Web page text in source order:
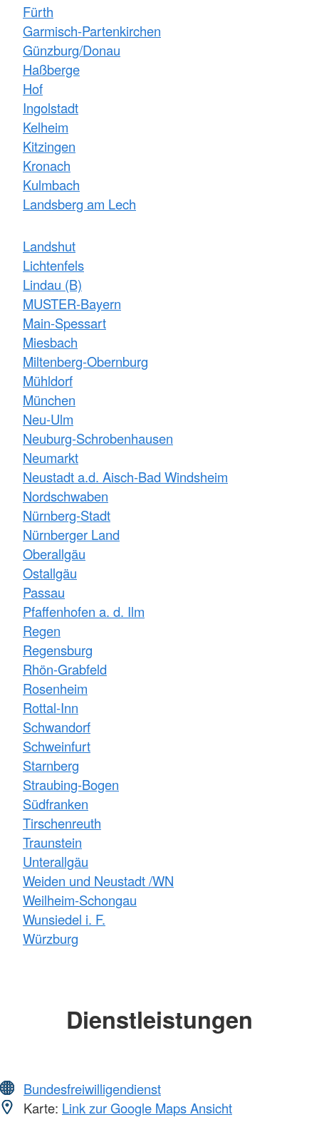
Fürth
Garmisch-Partenkirchen
Günzburg/Donau
Haßberge
Hof
Ingolstadt
Kelheim
Kitzingen
Kronach
Kulmbach
Landsberg am Lech
Landshut
Lichtenfels
Lindau (B)
MUSTER-Bayern
Main-Spessart
Miesbach
Miltenberg-Obernburg
Mühldorf
München
Neu-Ulm
Neuburg-Schrobenhausen
Neumarkt
Neustadt a.d. Aisch-Bad Windsheim
Nordschwaben
Nürnberg-Stadt
Nürnberger Land
Oberallgäu
Ostallgäu
Passau
Pfaffenhofen a. d. Ilm
Regen
Regensburg
Rhön-Grabfeld
Rosenheim
Rottal-Inn
Schwandorf
Schweinfurt
Starnberg
Straubing-Bogen
Südfranken
Tirschenreuth
Traunstein
Unterallgäu
Weiden und Neustadt /WN
Weilheim-Schongau
Wunsiedel i. F.
Würzburg
Dienstleistungen
Bundesfreiwilligendienst
Karte: Link zur Google Maps Ansicht